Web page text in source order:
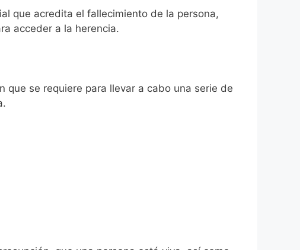
que acredita el fallecimiento de la persona,
acceder a la herencia.
se requiere para llevar a cabo una serie de